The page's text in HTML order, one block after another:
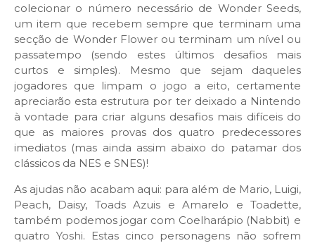
colecionar o número necessário de Wonder Seeds,
um item que recebem sempre que terminam uma
secção de Wonder Flower ou terminam um nível ou
passatempo (sendo estes últimos desafios mais
curtos e simples). Mesmo que sejam daqueles
jogadores que limpam o jogo a eito, certamente
apreciarão esta estrutura por ter deixado a Nintendo
à vontade para criar alguns desafios mais difíceis do
que as maiores provas dos quatro predecessores
imediatos (mas ainda assim abaixo do patamar dos
clássicos da NES e SNES)!
As ajudas não acabam aqui: para além de Mario, Luigi,
Peach, Daisy, Toads Azuis e Amarelo e Toadette,
também podemos jogar com Coelharápio (Nabbit) e
quatro Yoshi. Estas cinco personagens não sofrem